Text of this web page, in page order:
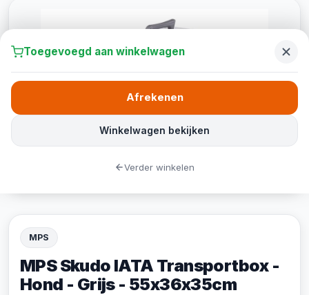
MPS
MPS Skudo IATA Transportbox -
Hond - Grijs - 55x36x35cm
Toegevoegd aan winkelwagen
Winkelwagen bekijken
Afrekenen
Verder winkelen